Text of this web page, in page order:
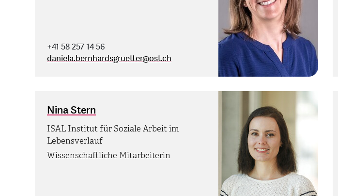
+41 58 257 14 56
daniela.bernhardsgruetter@ost.ch
Nina Stern
ISAL Institut für Soziale Arbeit im
Lebensverlauf
Wissenschaftliche Mitarbeiterin